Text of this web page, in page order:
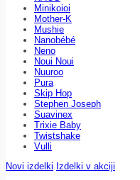
Minikoioi
Mother-K
Mushie
Nanobébé
Neno
Noui Noui
Nuuroo
Pura
Skip Hop
Stephen Joseph
Suavinex
Trixie Baby
Twistshake
Vulli
Novi izdelki Izdelki v akciji